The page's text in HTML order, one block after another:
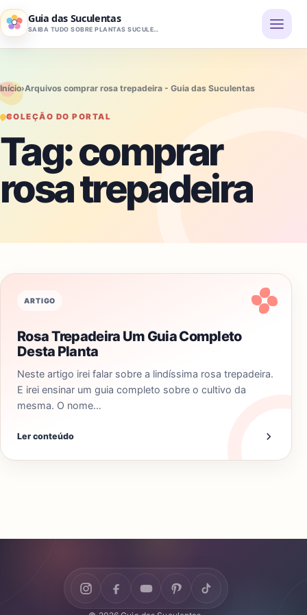
Pular para o conteúdo
Guia das Suculentas
SAIBA TUDO SOBRE PLANTAS SUCULENTAS
Início›Arquivos comprar rosa trepadeira - Guia das Suculentas
COLEÇÃO DO PORTAL
Tag:comprar
rosa trepadeira
ARTIGO
Rosa Trepadeira Um Guia Completo
Desta Planta
Neste artigo irei falar sobre a lindíssima rosa trepadeira.
E irei ensinar um guia completo sobre o cultivo da
mesma. O nome…
Ler conteúdo